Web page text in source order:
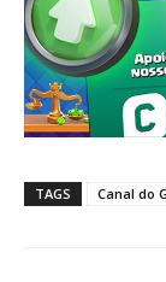
TAGS Canal do